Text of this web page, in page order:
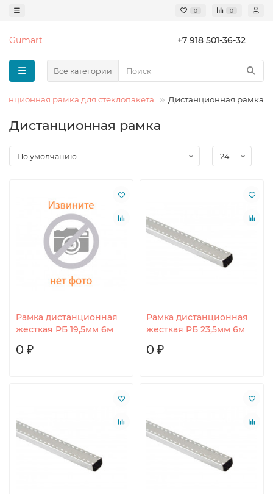
0 0
Gumart +7 918 501-36-32
Все категории
рамка для стеклопакета Дистанционная рамка
Дистанционная рамка
Рамка дистанционная
жесткая РБ 19,5мм 6м
0 ₽
Рамка дистанционная
жесткая РБ 23,5мм 6м
0 ₽